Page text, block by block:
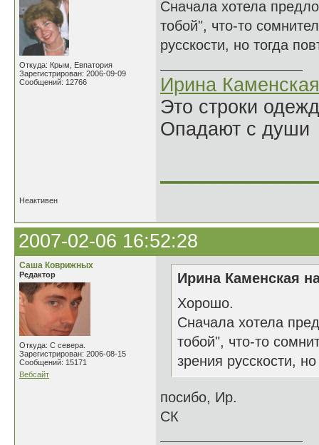
Откуда: Крым, Евпатория
Зарегистрирован: 2006-09-09
Сообщений: 12766
Сначала хотела
тобой", что-то
русскости, но тогда
Ирина Каменская
Это строки
Опадают с души
Неактивен
2007-02-06 16:52:28
Саша Коврижных
Редактор
Откуда: С севера.
Зарегистрирован: 2006-08-15
Сообщений: 15171
Вебсайт
Ирина Каменская
Хорошо.
Сначала хотела
тобой", что-то
зрения русскости,
посибо, Ир.
СК